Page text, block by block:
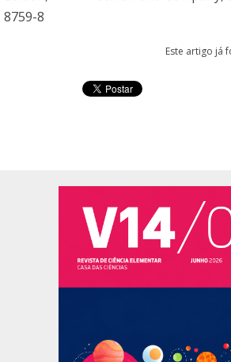
8759-8
Este artigo já